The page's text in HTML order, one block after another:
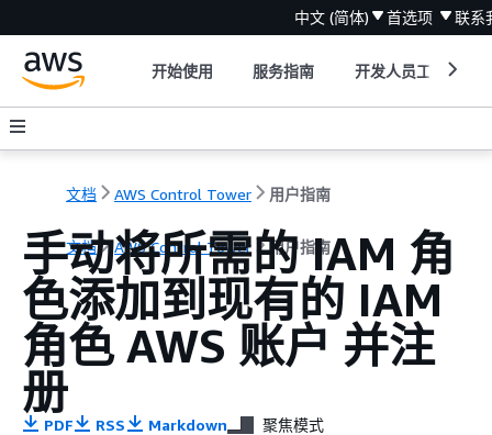
中文 (简体) 首选项 联系
开始使用 服务指南 开发人员工具
文档 AWS Control Tower 用户指南
文档 AWS Control Tower 用户指南
手动将所需的 IAM 角
色添加到现有的 IAM
角色 AWS 账户 并注
册
PDF RSS Markdown 聚焦模式